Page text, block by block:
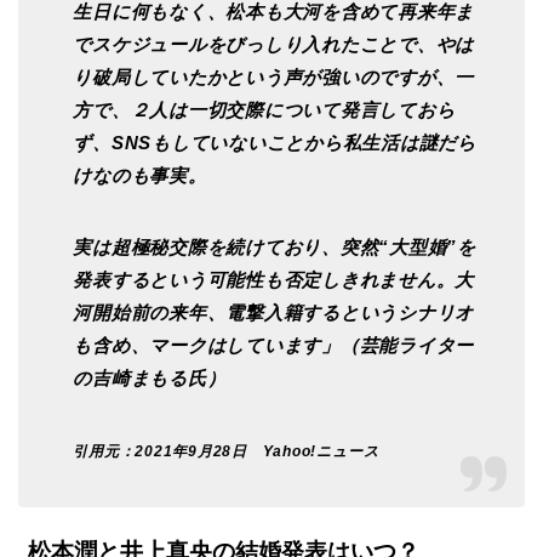
生日に何もなく、松本も大河を含めて再来年ま
でスケジュールをびっしり入れたことで、やは
り破局していたかという声が強いのですが、一
方で、２人は一切交際について発言しておら
ず、SNSもしていないことから私生活は謎だら
けなのも事実。
実は超極秘交際を続けており、突然“大型婚”を
発表するという可能性も否定しきれません。大
河開始前の来年、電撃入籍するというシナリオ
も含め、マークはしています」（芸能ライター
の吉崎まもる氏）
引用元：2021年9月28日 Yahoo!ニュース
松本潤と井上真央の結婚発表はいつ？